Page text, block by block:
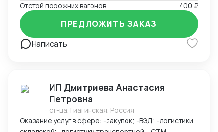
и сборных грузов); Железнодорожные перевозки
FCL/LCL — комплексные услуги с гарантией качества
и соблюдением сроков.
Отстой порожних вагонов 400 ₽
Написать
ПРЕДЛОЖИТЬ ЗАКАЗ
ИП Дмитриева Анастасия
Петровна
ст-ца. Гиагинская, Россия
Оказание услуг в сфере: -закупок; -ВЭД; -логистики